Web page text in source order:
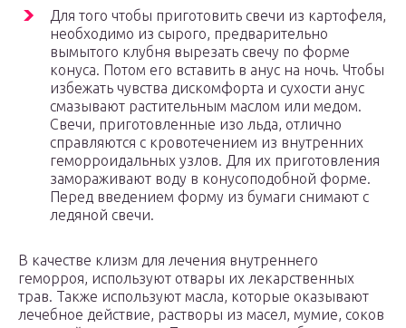
Для того чтобы приготовить свечи из картофеля,
необходимо из сырого, предварительно
вымытого клубня вырезать свечу по форме
конуса. Потом его вставить в анус на ночь. Чтобы
избежать чувства дискомфорта и сухости анус
смазывают растительным маслом или медом.
Свечи, приготовленные изо льда, отлично
справляются с кровотечением из внутренних
геморроидальных узлов. Для их приготовления
замораживают воду в конусоподобной форме.
Перед введением форму из бумаги снимают с
ледяной свечи.
В качестве клизм для лечения внутреннего
геморроя, используют отвары их лекарственных
трав. Также используют масла, которые оказывают
лечебное действие, растворы из масел, мумие, соков